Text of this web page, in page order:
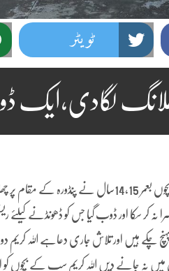
ٹویٹر
لگادی،ایک
گوجرخان (پنڈی پوسٹ نیوز) نیو میٹرو سٹی گوجرخان سے ملحقہ کینال میں دو
چکے ہیں اور تلاش جاری دعاہے اللہ کریم
نہ جانے دیں اللہ کریم سب کے بچوں کو